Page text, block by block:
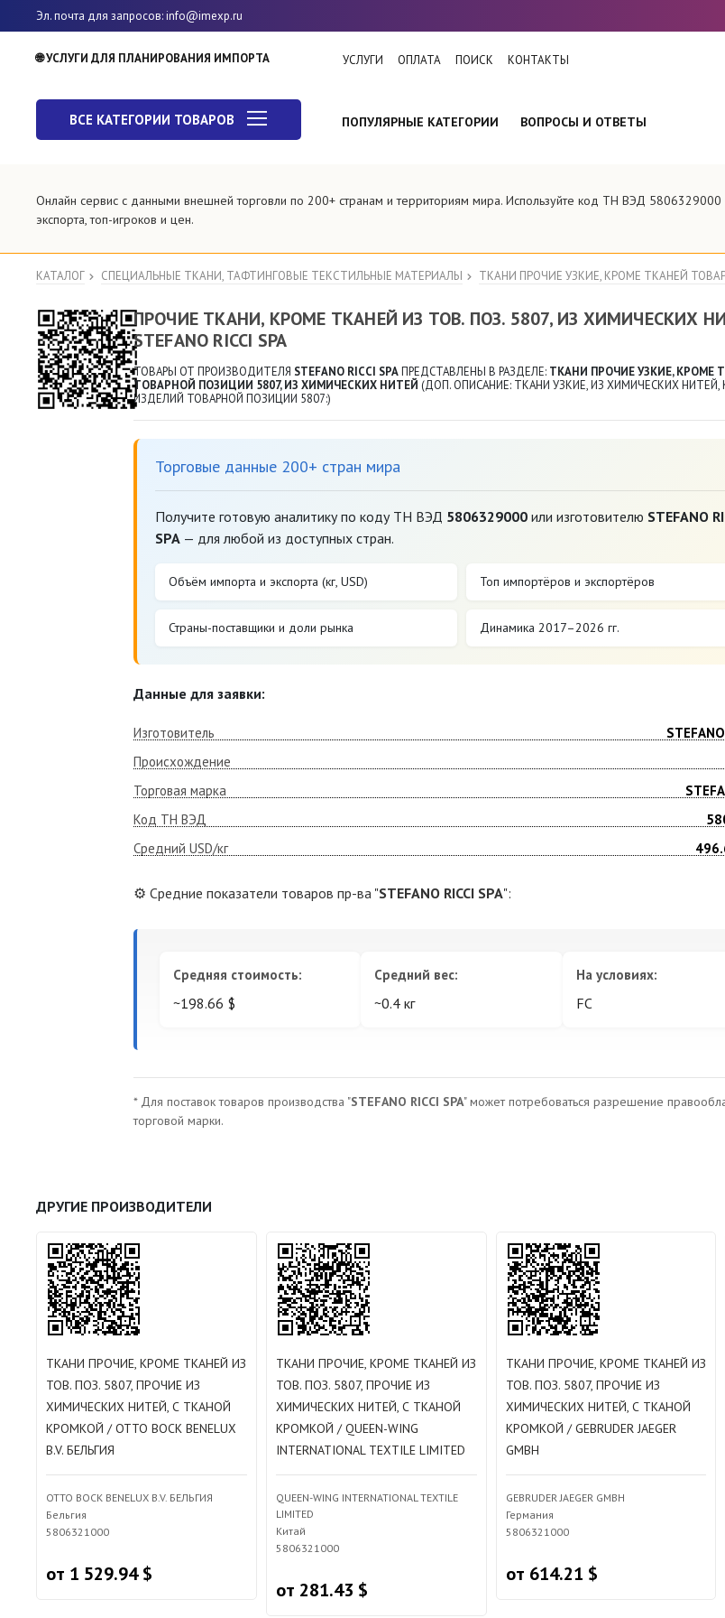
Эл. почта для запросов: info@imexp.ru
🌐 УСЛУГИ ДЛЯ ПЛАНИРОВАНИЯ ИМПОРТА УСЛУГИ ОПЛАТА ПОИСК КОНТАКТЫ
ВСЕ КАТЕГОРИИ ТОВАРОВ ПОПУЛЯРНЫЕ КАТЕГОРИИ ВОПРОСЫ И ОТВЕТЫ
Онлайн сервис с данными внешней торговли по 200+ странам и территориям мира. Используйте код ТН ВЭД 5806329000
экспорта, топ-игроков и цен.
КАТАЛОГ СПЕЦИАЛЬНЫЕ ТКАНИ, ТАФТИНГОВЫЕ ТЕКСТИЛЬНЫЕ МАТЕРИАЛЫ ТКАНИ ПРОЧИЕ УЗКИЕ, КРОМЕ ТКАНЕЙ
ПРОЧИЕ ТКАНИ, КРОМЕ ТКАНЕЙ ИЗ ТОВ. ПОЗ. 5807, ИЗ ХИМИЧЕСКИХ
STEFANO RICCI SPA
ТОВАРЫ ОТ ПРОИЗВОДИТЕЛЯ STEFANO RICCI SPAПРЕДСТАВЛЕНЫ В РАЗДЕЛЕ: ТКАНИ ПРОЧИЕ УЗКИЕ, КРОМЕ
ТОВАРНОЙ ПОЗИЦИИ 5807, ИЗ ХИМИЧЕСКИХ НИТЕЙ (ДОП. ОПИСАНИЕ: ТКАНИ УЗКИЕ, ИЗ ХИМИЧЕСКИХ НИТЕЙ,
ИЗДEЛИЙ ТОВАРНОЙ ПОЗИЦИИ 5807:)
Торговые данные 200+ стран мира
Получите готовую аналитику по коду ТН ВЭД 5806329000или изготовителю STEFANO
SPA— для любой из доступных стран.
Объём импорта и экспорта (кг, USD) Топ импортёров и экспортёров
Страны-поставщики и доли рынка Динамика 2017–2026 гг.
Данные для заявки:
Изготовитель
Происхождение
Торговая марка
Код ТН ВЭД
Средний USD/кг
⚙️ Средние показатели товаров пр-ва "STEFANO RICCI SPA":
Средняя стоимость:
~198.66 $
Средний вес:
~0.4 кг
На условиях:
FC
* Для поставок товаров производства "STEFANO RICCI SPA" может потребоваться разрешение
торговой марки.
ДРУГИЕ ПРОИЗВОДИТЕЛИ
ТКАНИ ПРОЧИЕ, КРОМЕ ТКАНЕЙ ИЗ
ТОВ. ПОЗ. 5807, ПРОЧИЕ ИЗ
ХИМИЧЕСКИХ НИТЕЙ, С ТКАНОЙ
КРОМКОЙ / OTTO BOCK BENELUX
B.V. БЕЛЬГИЯ
OTTO BOCK BENELUX B.V. БЕЛЬГИЯ
Бельгия
5806321000
от 1 529.94 $
ТКАНИ ПРОЧИЕ, КРОМЕ ТКАНЕЙ ИЗ
ТОВ. ПОЗ. 5807, ПРОЧИЕ ИЗ
ХИМИЧЕСКИХ НИТЕЙ, С ТКАНОЙ
КРОМКОЙ / QUEEN-WING
INTERNATIONAL TEXTILE LIMITED
QUEEN-WING INTERNATIONAL TEXTILE
LIMITED
Китай
5806321000
от 281.43 $
ТКАНИ ПРОЧИЕ, КРОМЕ ТКАНЕЙ ИЗ
ТОВ. ПОЗ. 5807, ПРОЧИЕ ИЗ
ХИМИЧЕСКИХ НИТЕЙ, С ТКАНОЙ
КРОМКОЙ / GEBRUDER JAEGER
GMBH
GEBRUDER JAEGER GMBH
Германия
5806321000
от 614.21 $